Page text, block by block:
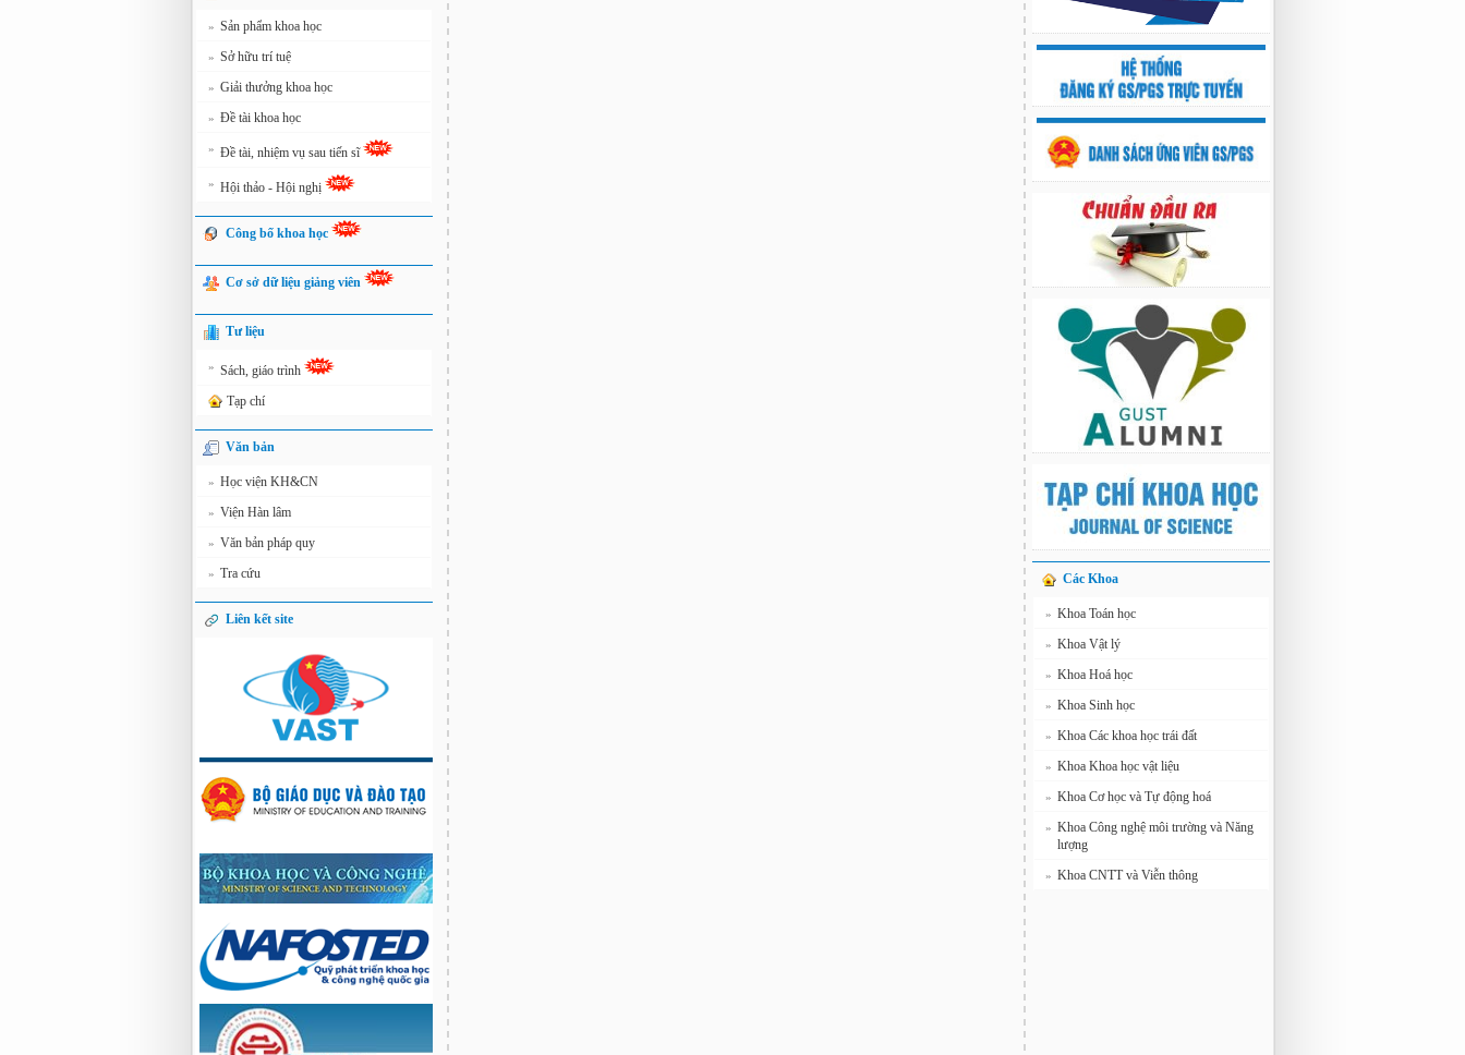
» Sản phẩm khoa học
» Sở hữu trí tuệ
» Giải thưởng khoa học
» Đề tài khoa học
» Đề tài, nhiệm vụ sau tiến sĩ
» Hội thảo - Hội nghị
Công bố khoa học
Cơ sở dữ liệu giảng viên
Tư liệu
» Sách, giáo trình
Tạp chí
Văn bản
» Học viện KH&CN
» Viện Hàn lâm
» Văn bản pháp quy
» Tra cứu
Liên kết site
Các Khoa
» Khoa Toán học
» Khoa Vật lý
» Khoa Hoá học
» Khoa Sinh học
» Khoa Các khoa học trái đất
» Khoa Khoa học vật liệu
» Khoa Cơ học và Tự động hoá
» Khoa Công nghệ môi trường và Năng
lượng
» Khoa CNTT và Viễn thông